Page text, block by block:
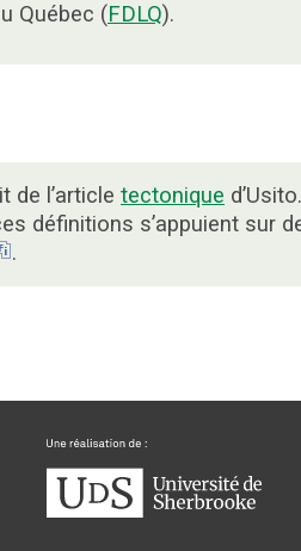
Québec (FDLQ).
de l’article tectonique d’Usito.
définitions s’appuient sur
.